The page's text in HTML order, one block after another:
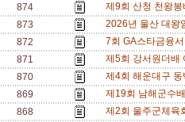
874
제9회 산청 천왕
873
2026년 울산 대왕
872
7회 GA스타금융
871
제5회 강서원더
870
제4회 해운대구
869
제19회 남해군수
868
제2회 울주군체육